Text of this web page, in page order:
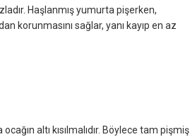
Haşlanmış yumurta pişerken,
korunmasını sağlar, yanı kayıp en az
altı kısılmalıdır. Böylece tam pişmiş